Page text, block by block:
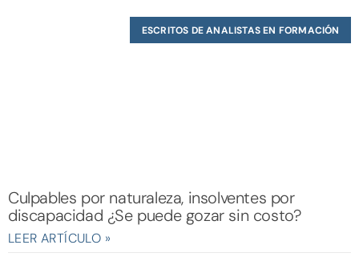
ESCRITOS DE ANALISTAS EN FORMACIÓN
Culpables por naturaleza, insolventes por
discapacidad ¿Se puede gozar sin costo?
LEER ARTÍCULO »